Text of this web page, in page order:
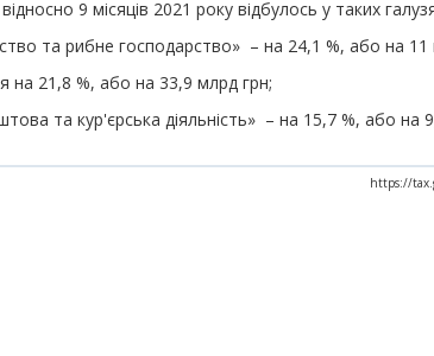
9 місяців 2021 року відбулось у таких
та рибне господарство» – на 24,1 %, або на 11
на 21,8 %, або на 33,9 млрд грн;
та кур'єрська діяльність» – на 15,7 %, або на
https://